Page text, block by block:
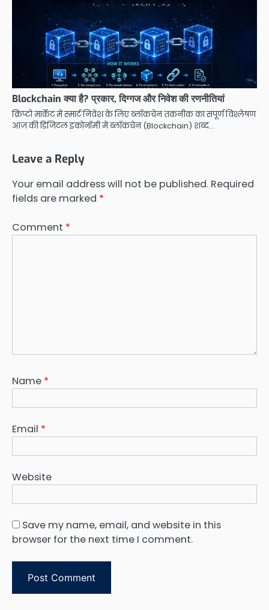
Blockchain क्या है? प्रकार, दिग्गज और निवेश की रणनीतियां
क्रिप्टो मार्केट में स्मार्ट निवेश के लिए ब्लॉकचेन तकनीक का संपूर्ण विश्लेषण
आज की डिजिटल इकोनॉमी में ब्लॉकचेन (Blockchain) शब्द…
Leave a Reply
Your email address will not be published. Required
fields are marked *
Comment *
Name *
Email *
Website
Save my name, email, and website in this
browser for the next time I comment.